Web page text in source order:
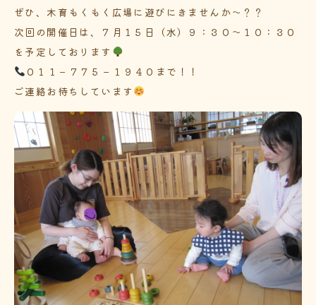
ぜひ、木育もくもく広場に遊びにきませんか～？？
次回の開催日は、７月１５日（水）９：３０～１０：３０
を予定しております
０１１－７７５－１９４０まで！！
ご連絡お待ちしています